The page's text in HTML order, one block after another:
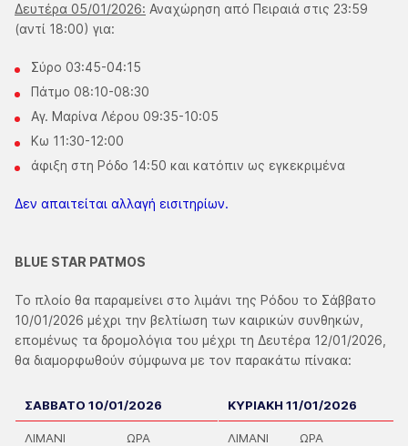
Δευτέρα 05/01/2026: Αναχώρηση από Πειραιά στις 23:59
(αντί 18:00) για:
Σύρο 03:45-04:15
Πάτμο 08:10-08:30
Αγ. Μαρίνα Λέρου 09:35-10:05
Κω 11:30-12:00
άφιξη στη Ρόδο 14:50 και κατόπιν ως εγκεκριμένα
Δεν απαιτείται αλλαγή εισιτηρίων.
BLUE STAR PATMOS
Το πλοίο θα παραμείνει στο λιμάνι της Ρόδου το Σάββατο
10/01/2026 μέχρι την βελτίωση των καιρικών συνθηκών,
επομένως τα δρομολόγια του μέχρι τη Δευτέρα 12/01/2026,
θα διαμορφωθούν σύμφωνα με τον παρακάτω πίνακα:
ΣΑΒΒΑΤΟ 10/01/2026 ΚΥΡΙΑΚΗ 11/01/2026
ΛΙΜΑΝΙ ΩΡΑ ΛΙΜΑΝΙ ΩΡΑ